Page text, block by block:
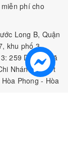
phí cho
Long B, Quận
khu phố 3,
259 DT766, xã
Nhánh 4: Kiot
Phong - Hòa